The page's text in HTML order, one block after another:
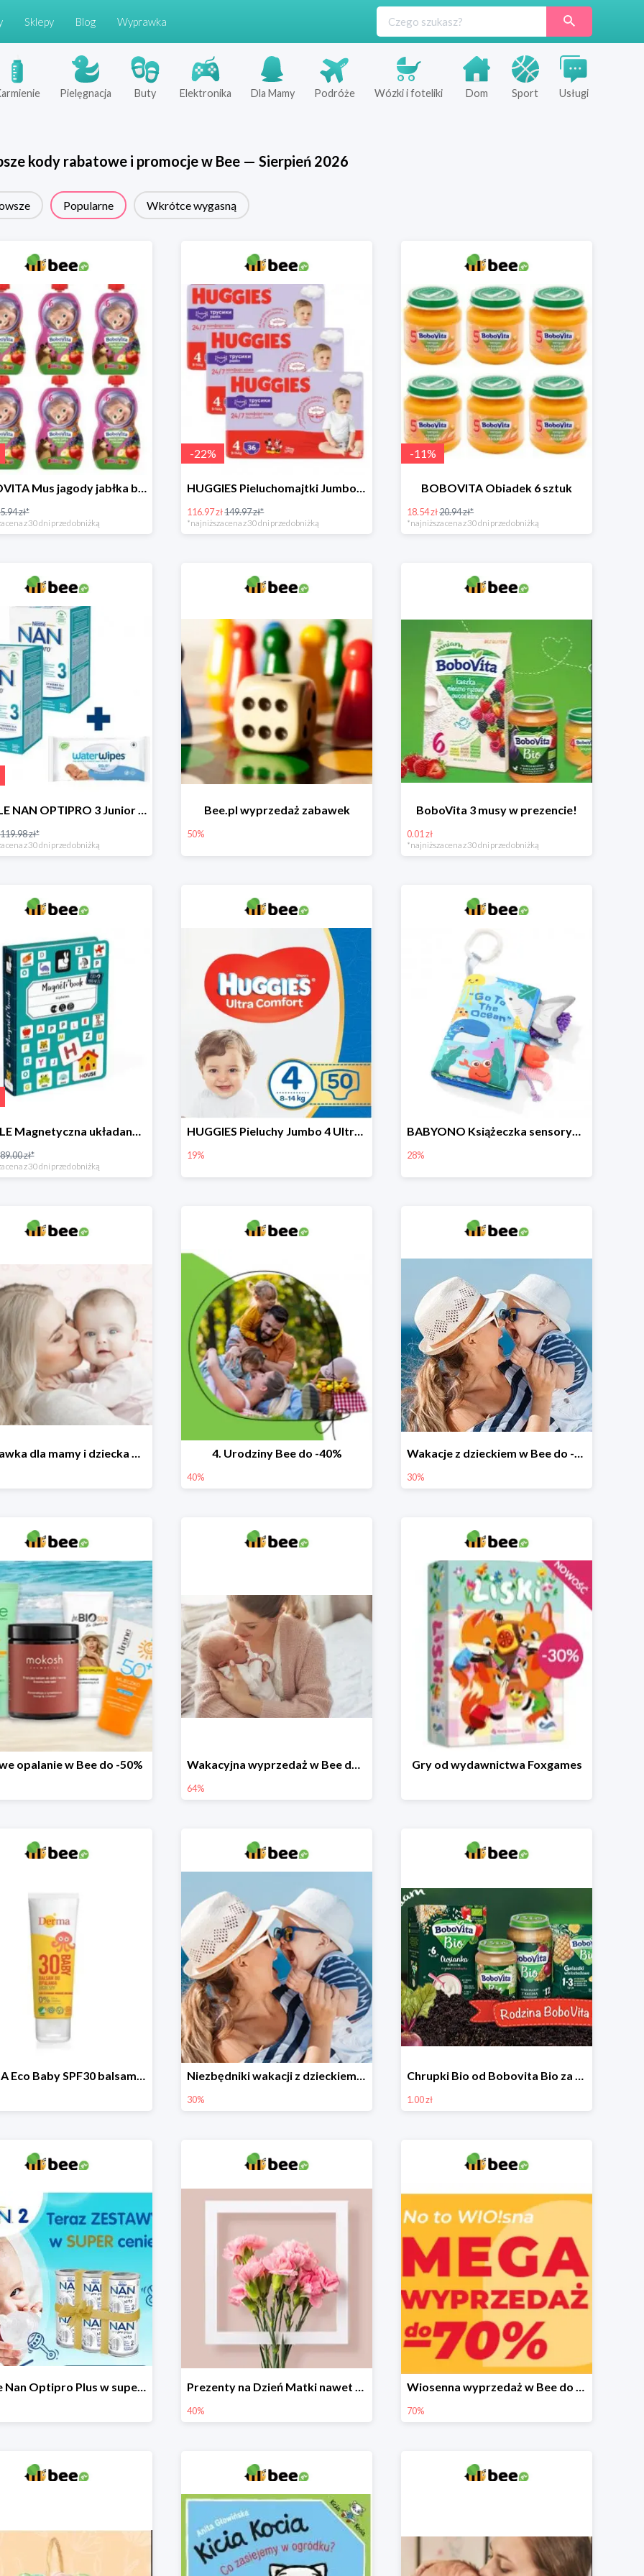
Sklepy Blog Wyprawka
Pielęgnacja Buty Elektronika Dla Mamy Podróże Wózki i foteliki Dom Sport Usługi
kody rabatowe i promocje w Bee— Sierpień 2026
Popularne Wkrótce wygasną
BOBOVITA Mus jagody jabłka banan 6 sztuk
zł*
cena z 30 dni przed obniżką
-22%
HUGGIES Pieluchomajtki Jumbo 4 3x36szt.
116.97 zł149.97 zł*
*najniższa cena z 30 dni przed obniżką
-11%
BOBOVITA Obiadek 6 sztuk
18.54 zł20.94 zł*
*najniższa cena z 30 dni przed obniżką
NESTLE NAN OPTIPRO 3 Junior + Waterwipes Chusteczki nawilżane gratis
119.98 zł*
cena z 30 dni przed obniżką
Bee.pl wyprzedaż zabawek
50%
BoboVita 3 musy w prezencie!
0.01 zł
*najniższa cena z 30 dni przed obniżką
PUZZLE Magnetyczna układanka Alfabet
89.00 zł*
cena z 30 dni przed obniżką
HUGGIES Pieluchy Jumbo 4 Ultra Comfort -19%
19%
BABYONO Książeczka sensoryczna Go To The Ocean -28%
28%
Wyprawka dla mamy i dziecka do -25% 4. Urodziny Bee do -40%
40%
Wakacje z dzieckiem w Bee do -30%
30%
opalanie w Bee do -50% Wakacyjna wyprzedaż w Bee do -64%
64%
Gry od wydawnictwa Foxgames
DERMA Eco Baby SPF30 balsam przeciwsłoneczny dla dzieci Niezbędniki wakacji z dzieckiem do -30%
30%
Chrupki Bio od Bobovita Bio za 1 grosz
1.00 zł
Nestle Nan Optipro Plus w super cenach! Prezenty na Dzień Matki nawet do -40%
40%
Wiosenna wyprzedaż w Bee do -70%
70%